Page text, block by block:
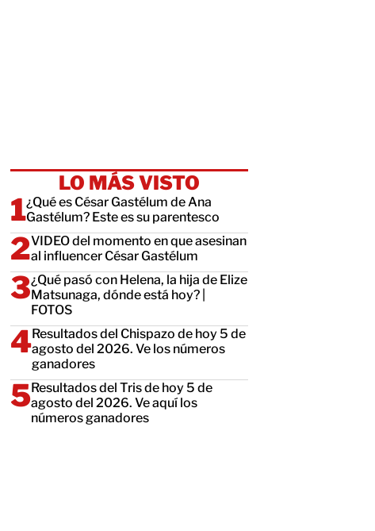
LO MÁS VISTO
¿Qué es César Gastélum de Ana
Gastélum? Este es su parentesco
VIDEO del momento en que asesinan
al influencer César Gastélum
¿Qué pasó con Helena, la hija de Elize
Matsunaga, dónde está hoy? |
FOTOS
Resultados del Chispazo de hoy 5 de
agosto del 2026. Ve los números
ganadores
Resultados del Tris de hoy 5 de
agosto del 2026. Ve aquí los
números ganadores